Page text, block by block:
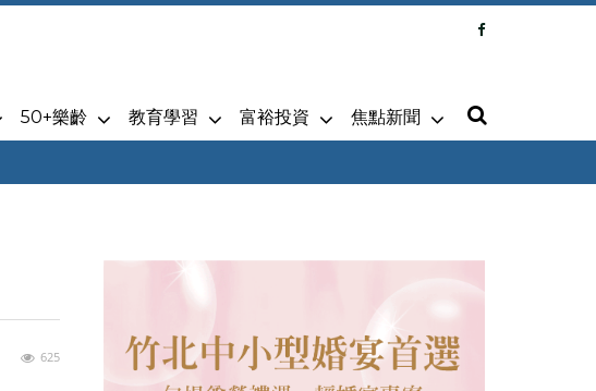
50+樂齡 教育學習 富裕投資 焦點新聞
625